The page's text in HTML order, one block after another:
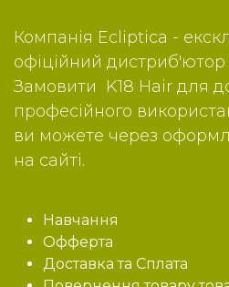
Компанія Ecliptica -
офіційний дистриб'ютор
Замовити K18 Hair для
професійного
ви можете через
на сайті.
Навчання
Офферта
Доставка та Сплата